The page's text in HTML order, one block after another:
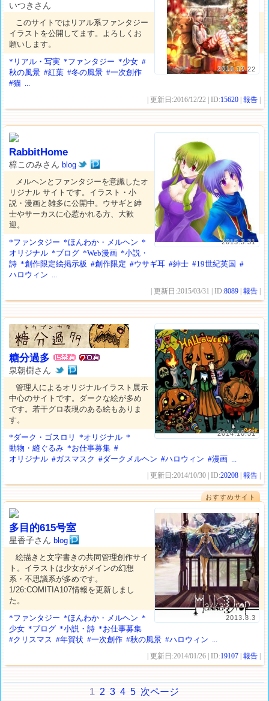
2016.12.22
いつきさん
このサイトではリアル系ファンタジー
イラストを公開してます。よろしくお
願いします。
*リアル・写実 *ファンタジー *少女 #
秋の風景 #紅葉 #冬の風景 #一次創作
#猫 ...
| 更新日:2016/12/22 | ID:15620 |報告
2015.3.31
RabbitHome
樟このみさんblog
メルヘンとファンタジーを意識したオ
リジナル サイトです。イラスト・小
説・漫画と雑多に公開中。ウサギと紳
士やサーカスに心惹かれる方、大歓
迎。
*ファンタジー *ほんわか・メルヘン *
オリジナル *ブログ *Web漫画 *小説・
詩 *創作限定絵掲示板 #創作限定 #ウサギ耳 #紳士 #19世紀英国 #
ハロウィン ...
| 更新日:2015/03/31 | ID:8089 |報告
2014.10.31
糖分過多
泉朝樹さん
管理人によるオリジナルイラスト展示
中心のサイトです。ダークな絵が多め
です。若干グロ表現のある絵もありま
す。
*ダーク・ゴスロリ
*オリジナル *
動物・縫ぐるみ *お仕事募集 #
オリジナル #ガスマスク #ダークメルヘン #ハロウィン #漫画 ...
| 更新日:2014/10/30 | ID:20208 |報告
おすすめサイト
2013.8.3
多目的615号室
星香子さんblog
絵描きと文字書きの共同管理創作サイ
ト。イラストは少女がメインの幻想
系・不思議系が多めです。
1/26:COMITIA107情報を更新しまし
た。
*ファンタジー *ほんわか・メルヘン *
少女 *ブログ *小説・詩 *お仕事募集
#クリスマス #年賀状 #一次創作 #秋の風景 #ハロウィン ...
| 更新日:2014/01/26 | ID:19107 |報告
1 2 3 4 5 次ページ